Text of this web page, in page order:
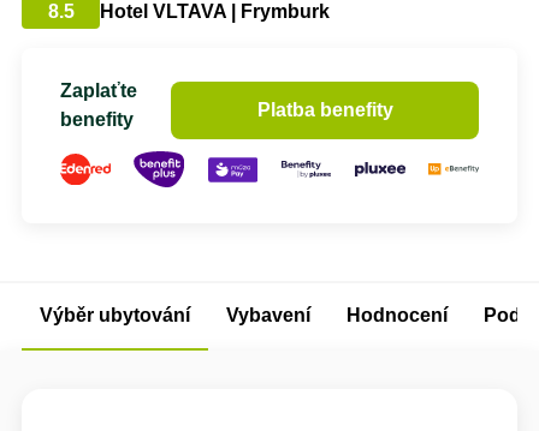
8.5 Hotel VLTAVA | Frymburk
Zaplaťte
benefity
Platba benefity
Výběr ubytování Vybavení Hodnocení